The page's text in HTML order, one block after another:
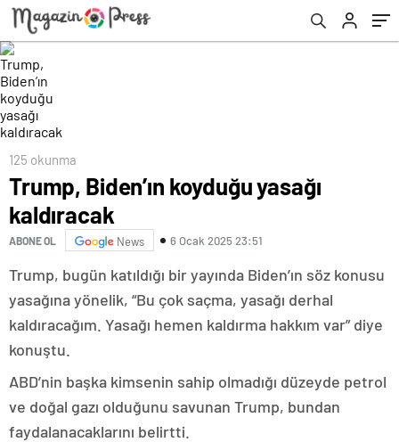
125 okunma
Trump, Biden’ın koyduğu yasağı
kaldıracak
ABONE OL News 6 Ocak 2025 23:51
Trump, bugün katıldığı bir yayında Biden’ın söz konusu
yasağına yönelik, “Bu çok saçma, yasağı derhal
kaldıracağım. Yasağı hemen kaldırma hakkım var” diye
konuştu.
ABD’nin başka kimsenin sahip olmadığı düzeyde petrol
ve doğal gazı olduğunu savunan Trump, bundan
faydalanacaklarını belirtti.